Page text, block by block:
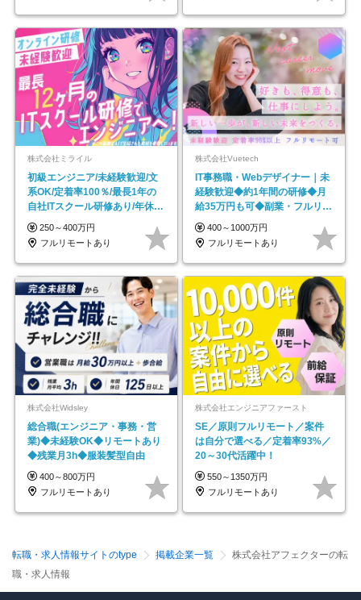
株式会社ミライル
初級エンジニア/未経験歓迎/文
系OK/定着率100％/最長1年の
自社ITスクール研修あり/年休
130日
250～400万円
フルリモートあり
株式会社Vuetech
IT事務職・Webデザイナー｜未
経験歓迎◆約1年間の研修◆月
給35万円も可◆副業・フルリモ
ート可◆年休126日
400～1000万円
フルリモートあり
株式会社Widsley
総合職(エンジニア・事務・営
業)◆未経験OK◆リモートあり
◆残業月3h◆服装髪型自由
400～800万円
フルリモートあり
株式会社エンジニアファースト
SE／原則フルリモート／案件
は自分で選べる／定着率93%／
20～30代活躍中！
550～1350万円
フルリモートあり
転職・求人情報サイトのtype 掲載企業一覧
株式会社アフェクターの転
職・求人情報